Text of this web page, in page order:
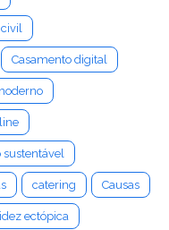
civil
Casamento digital
sustentável
catering Causas
ectópica